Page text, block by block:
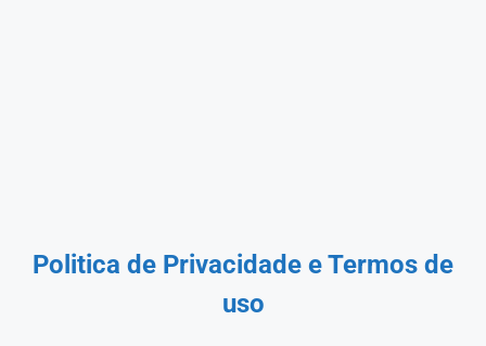
Politica de Privacidade e Termos de
uso